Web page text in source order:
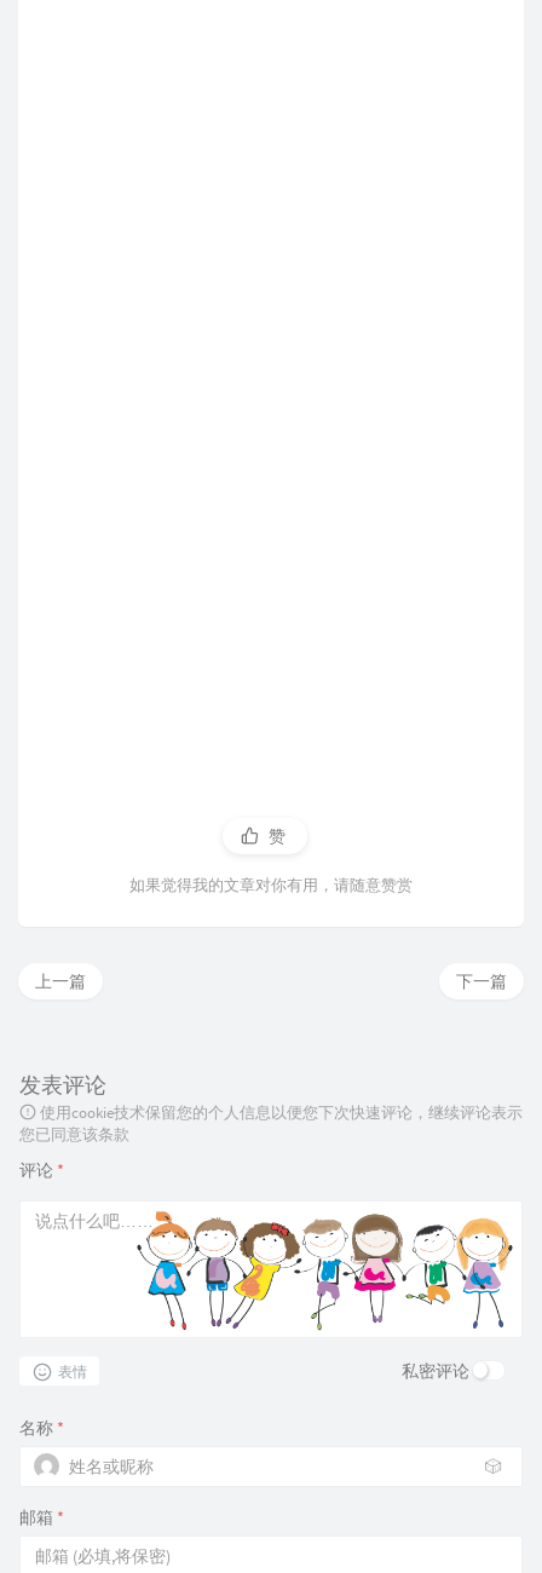
赞
如果觉得我的文章对你有用，请随意赞赏
下一篇
上一篇
发表评论
使用cookie技术保留您的个人信息以便您下次快速评论，继续评论表示
您已同意该条款
评论 *
表情 私密评论
名称 *
🎲
邮箱 *